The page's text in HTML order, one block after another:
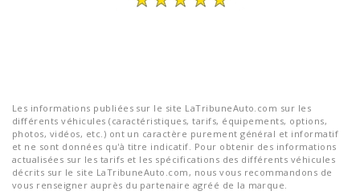
Les informations publiées sur le site LaTribuneAuto.com sur les
différents véhicules (caractéristiques, tarifs, équipements, options,
photos, vidéos, etc.) ont un caractère purement général et informatif
et ne sont données qu'à titre indicatif. Pour obtenir des informations
actualisées sur les tarifs et les spécifications des différents véhicules
décrits sur le site LaTribuneAuto.com, nous vous recommandons de
vous renseigner auprès du partenaire agréé de la marque.